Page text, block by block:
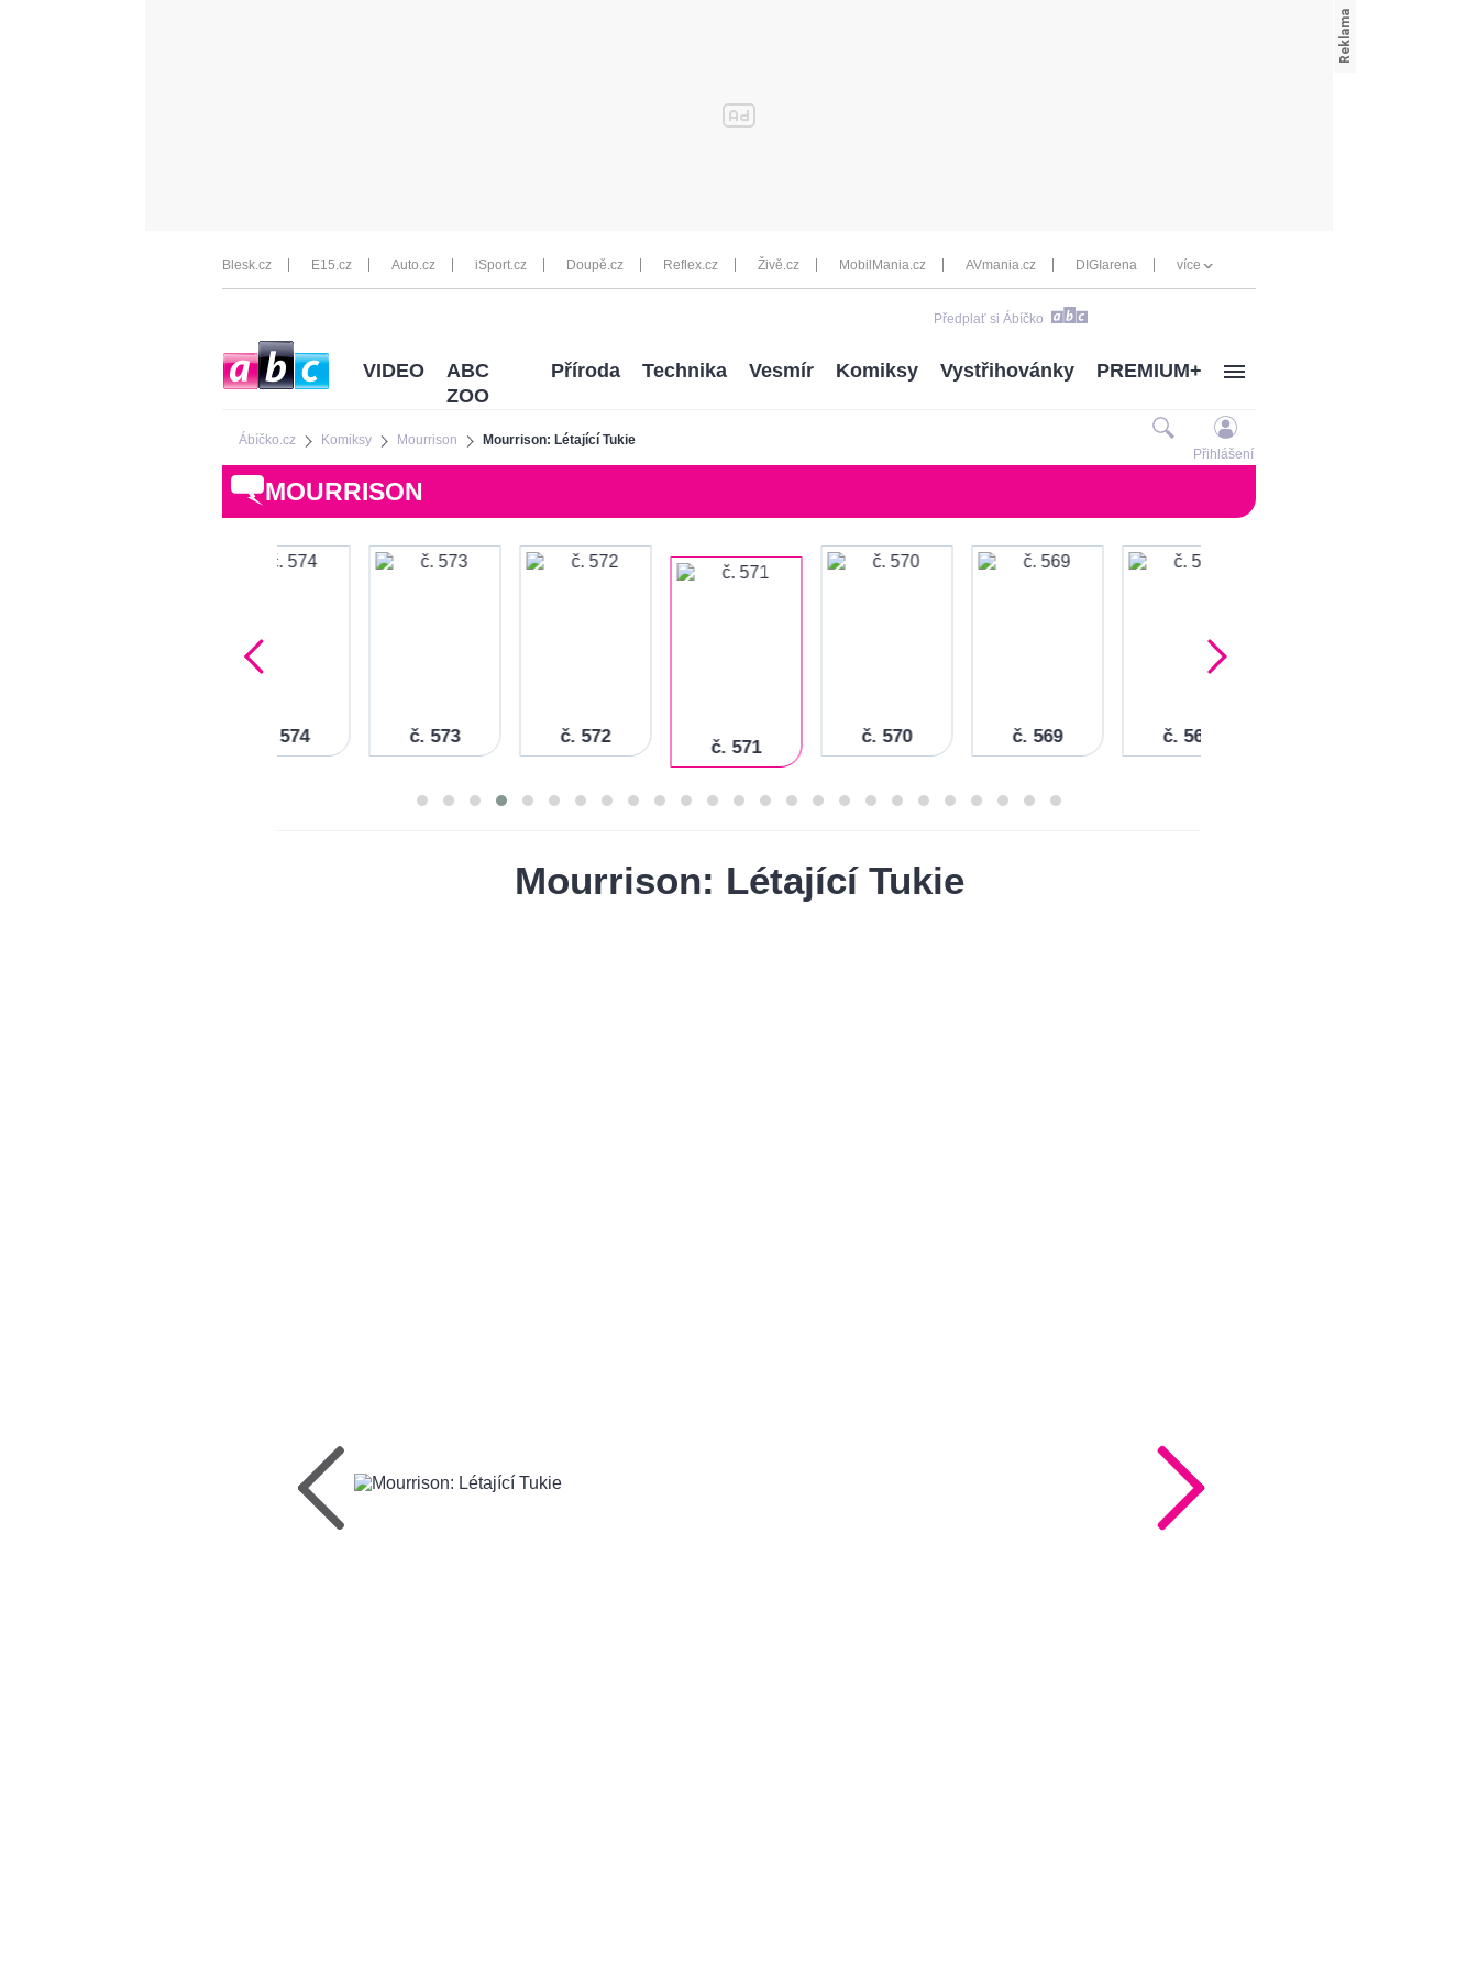
Blesk.cz E15.cz Auto.cz iSport.cz Doupě.cz Reflex.cz Živě.cz MobilMania.cz AVmania.cz DIGIarena více
Předplať si Ábíčko
Ábíčko.cz Komiksy Mourrison Mourrison: Létající Tukie
VIDEO
ABC
ZOO
Příroda Technika Vesmír Komiksy Vystřihovánky PREMIUM+
Přihlášení
MOURRISON
č. 574 č. 573 č. 572
č. 571
č. 570 č. 569 č. 568
Mourrison: Létající Tukie